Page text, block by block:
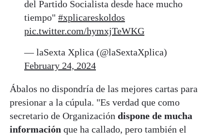
del Partido Socialista desde hace mucho
tiempo" #xplicareskoldos
pic.twitter.com/hymxjTeWKG
— laSexta Xplica (@laSextaXplica)
February 24, 2024
Ábalos no dispondría de las mejores cartas para
presionar a la cúpula. "Es verdad que como
secretario de Organización dispone de mucha
información que ha callado, pero también el